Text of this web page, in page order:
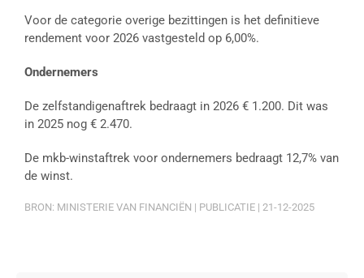
Voor de categorie overige bezittingen is het definitieve
rendement voor 2026 vastgesteld op 6,00%.
Ondernemers
De zelfstandigenaftrek bedraagt in 2026 € 1.200. Dit was
in 2025 nog € 2.470.
De mkb-winstaftrek voor ondernemers bedraagt 12,7% van
de winst.
BRON: MINISTERIE VAN FINANCIËN | PUBLICATIE | 21-12-2025